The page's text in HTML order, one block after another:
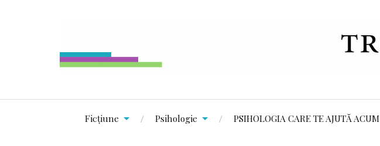
Ficțiune Psihologie PSIHOLOGIA CARE TE AJUTĂ ACUM